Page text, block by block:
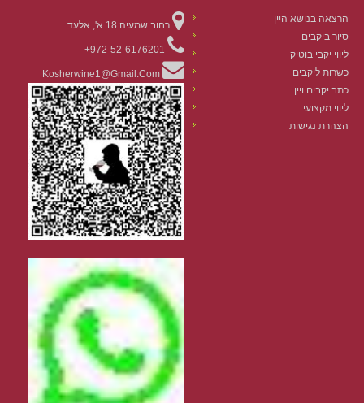
הרצאה בנושא היין
סיור ביקבים
ליווי יקבי בוטיק
כשרות ליקבים
כתב יקבים ויין
ליווי מקצועי
הצהרת נגישות
רחוב שמעיה 18 א', אלעד
972-52-6176201+
Kosherwine1@gmail.com